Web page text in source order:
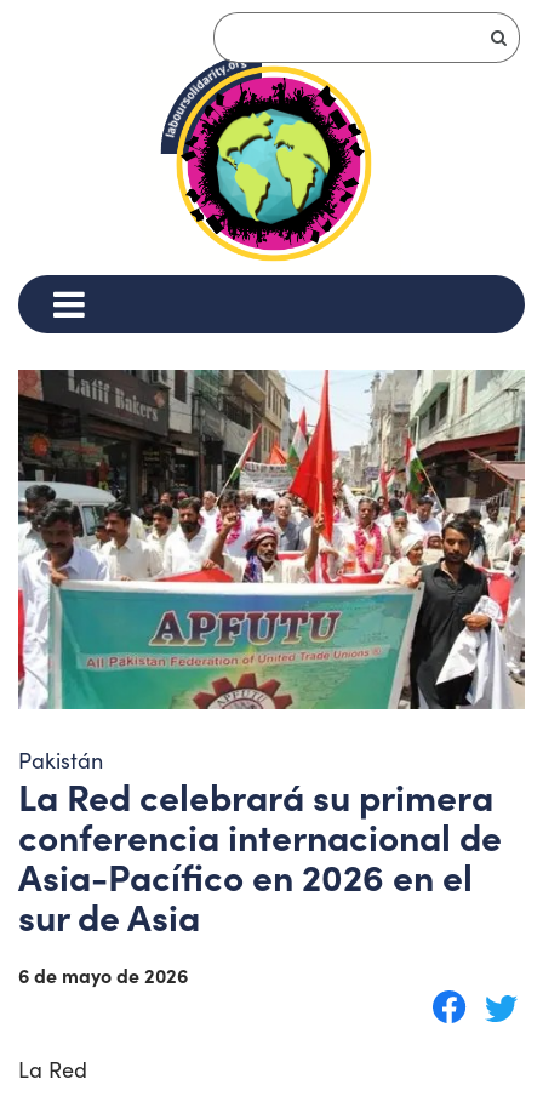
Pakistán
La Red celebrará su primera
conferencia internacional de
Asia-Pacífico en 2026 en el
sur de Asia
6 de mayo de 2026
La Red